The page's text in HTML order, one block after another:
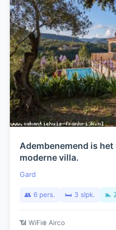
Adembenemend is
moderne villa.
Gard
👥 6 pers. 🛏️ 3 slpk. 🏊
📶 WiFi❄️ Airco